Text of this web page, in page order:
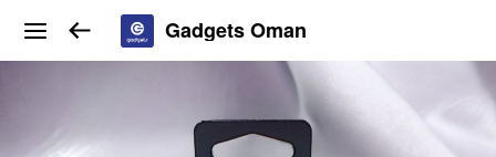
Gadgets Oman